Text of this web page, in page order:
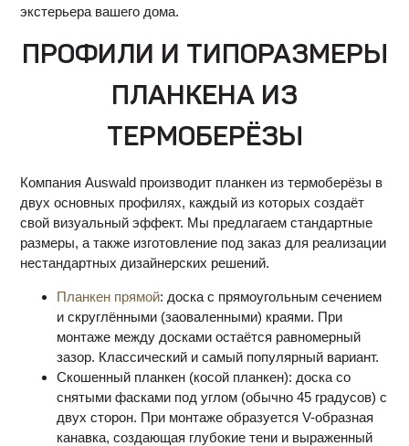
экстерьера вашего дома.
ПРОФИЛИ И ТИПОРАЗМЕРЫ
ПЛАНКЕНА ИЗ
ТЕРМОБЕРЁЗЫ
Компания Auswald производит планкен из термоберёзы в
двух основных профилях, каждый из которых создаёт
свой визуальный эффект. Мы предлагаем стандартные
размеры, а также изготовление под заказ для реализации
нестандартных дизайнерских решений.
Планкен прямой: доска с прямоугольным сечением
и скруглёнными (заоваленными) краями. При
монтаже между досками остаётся равномерный
зазор. Классический и самый популярный вариант.
Скошенный планкен (косой планкен): доска со
снятыми фасками под углом (обычно 45 градусов) с
двух сторон. При монтаже образуется V-образная
канавка, создающая глубокие тени и выраженный